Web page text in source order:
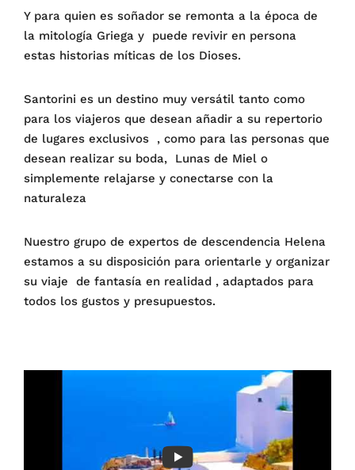
Y para quien es soñador se remonta a la época de
la mitología Griega y puede revivir en persona
estas historias míticas de los Dioses.
Santorini es un destino muy versátil tanto como
para los viajeros que desean añadir a su repertorio
de lugares exclusivos , como para las personas que
desean realizar su boda, Lunas de Miel o
simplemente relajarse y conectarse con la
naturaleza
Nuestro grupo de expertos de descendencia Helena
estamos a su disposición para orientarle y organizar
su viaje de fantasía en realidad , adaptados para
todos los gustos y presupuestos.